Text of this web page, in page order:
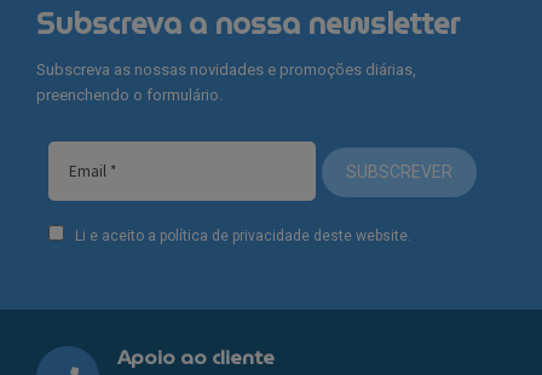
Subscreva a nossa newsletter
Subscreva as nossas novidades e promoções diárias,
preenchendo o formulário.
SUBSCREVER
Li e aceito a política de privacidade deste website.
Apoio ao cliente